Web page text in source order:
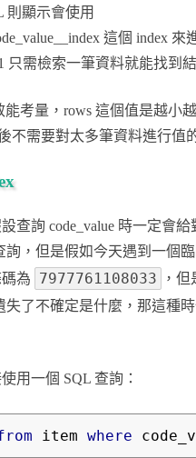
則顯示會使用
這個 index 來
只需檢索一筆資料就能找到
考量，rows 這個值是越小
不需要對太多筆資料進行值
查詢 code_value 時一定會給
詢，但是假如今天遇到一個
為
7977761108033
，但
失了不確定是什麼，那這種
用一個 SQL 查詢：
item where